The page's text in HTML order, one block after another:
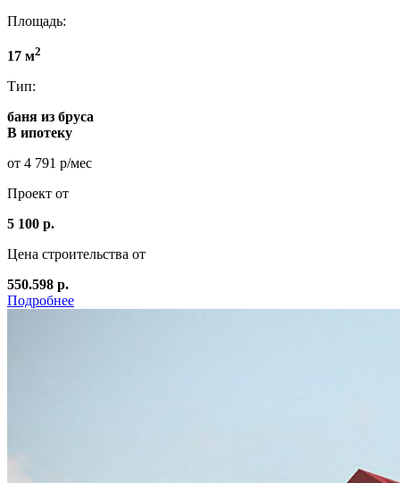
Площадь:
17 м2
Тип:
баня из бруса
В ипотеку
от 4 791 р/мес
Проект от
5 100 р.
Цена строительства от
550.598 р.
Подробнее